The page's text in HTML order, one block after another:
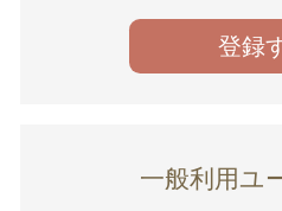
登録
一般利用ユ